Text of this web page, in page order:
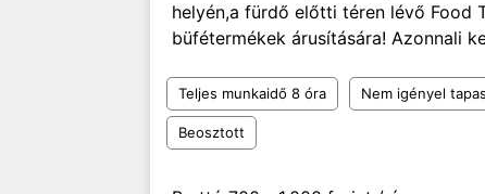
helyén,a fürdő előtti téren lévő Food
büfétermékek árusítására! Azonnali
Teljes munkaidő 8 óra Nem igényel
Beosztott